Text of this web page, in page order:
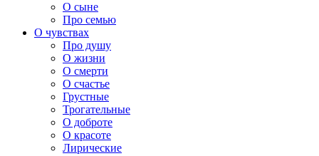
О сыне
Про семью
О чувствах
Про душу
О жизни
О смерти
О счастье
Грустные
Трогательные
О доброте
О красоте
Лирические